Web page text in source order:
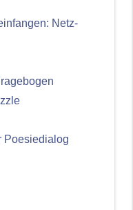
Netz-
Poesiedialog